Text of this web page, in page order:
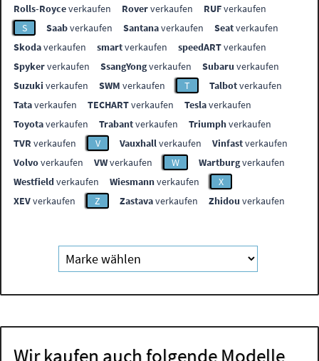
Rolls-Royceverkaufen Roververkaufen RUFverkaufen
S
Saabverkaufen Santanaverkaufen Seatverkaufen
Skodaverkaufen smartverkaufen speedARTverkaufen
Spykerverkaufen SsangYongverkaufen Subaru verkaufen
Suzuki verkaufen SWM verkaufen T Talbotverkaufen
Tataverkaufen TECHARTverkaufen Teslaverkaufen
Toyotaverkaufen Trabantverkaufen Triumphverkaufen
TVR verkaufen V Vauxhallverkaufen Vinfastverkaufen
Volvoverkaufen VWverkaufen W Wartburgverkaufen
Westfieldverkaufen Wiesmannverkaufen
X
XEVverkaufen Z Zastavaverkaufen Zhidou verkaufen
Wir kaufen auch folgende Modelle